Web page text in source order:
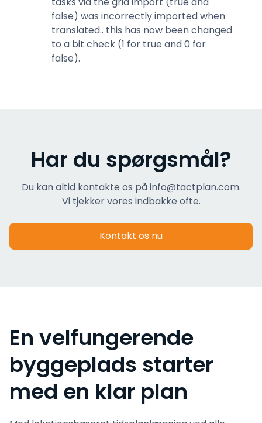
false) was incorrectly imported when
translated.. this has now been changed
to a bit check (1 for true and 0 for
false).
Har du spørgsmål?
Du kan altid kontakte os på info@tactplan.com.
Vi tjekker vores indbakke ofte.
Kontakt os nu
En velfungerende
byggeplads starter
med en klar plan